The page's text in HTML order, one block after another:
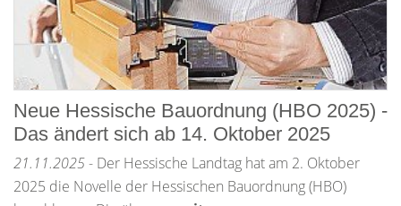
Neue Hessische Bauordnung (HBO 2025) -
Das ändert sich ab 14. Oktober 2025
21.11.2025- Der Hessische Landtag hat am 2. Oktober
2025 die Novelle der Hessischen Bauordnung (HBO)